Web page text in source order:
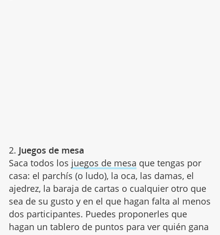
2. Juegos de mesa
Saca todos los juegos de mesa que tengas por
casa: el parchís (o ludo), la oca, las damas, el
ajedrez, la baraja de cartas o cualquier otro que
sea de su gusto y en el que hagan falta al menos
dos participantes. Puedes proponerles que
hagan un tablero de puntos para ver quién gana